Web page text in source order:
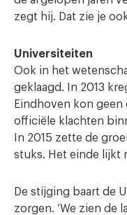
zegt hij. Dat zie je
Universiteiten
Ook in het
geklaagd. In 2013
Eindhoven kon geen
officiële klachten
In 2015 zette de
stuks. Het einde lijkt
De stijging baart de
zorgen. ‘We zien de